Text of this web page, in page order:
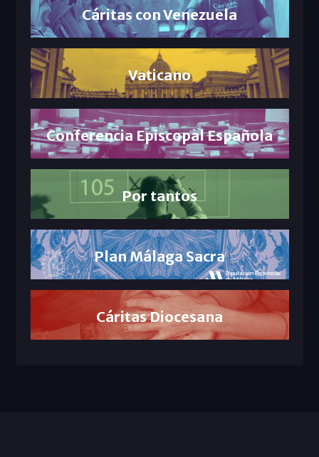
Cáritas con Venezuela
Vaticano
Conferencia Episcopal Española
Por tantos
Plan Málaga Sacra
Cáritas Diocesana